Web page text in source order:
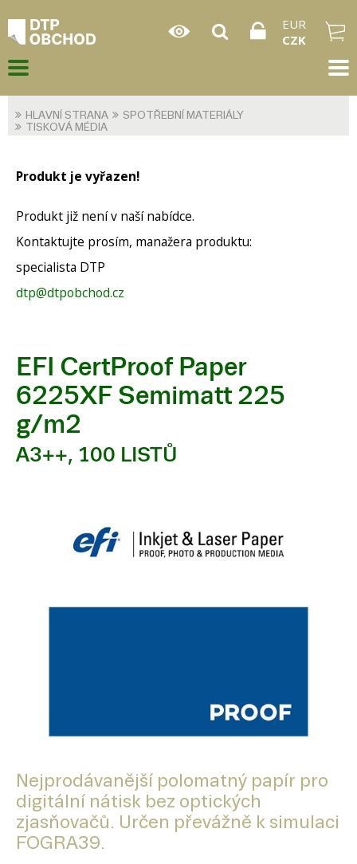
EUR
CZK
HLAVNÍ STRANA
SPOTŘEBNÍ MATERIÁLY
TISKOVÁ MÉDIA
Produkt je vyřazen!
Produkt již není v naší nabídce.
Kontaktujte prosím, manažera produktu:
specialista DTP
dtp@dtpobchod.cz
EFI CertProof Paper
6225XF Semimatt 225
g/m2
A3++, 100 LISTŮ
Nejprodávanější polomatný papír pro
digitální nátisk bez optických
zjasňovačů. Určen převážně k simulaci
FOGRA39.